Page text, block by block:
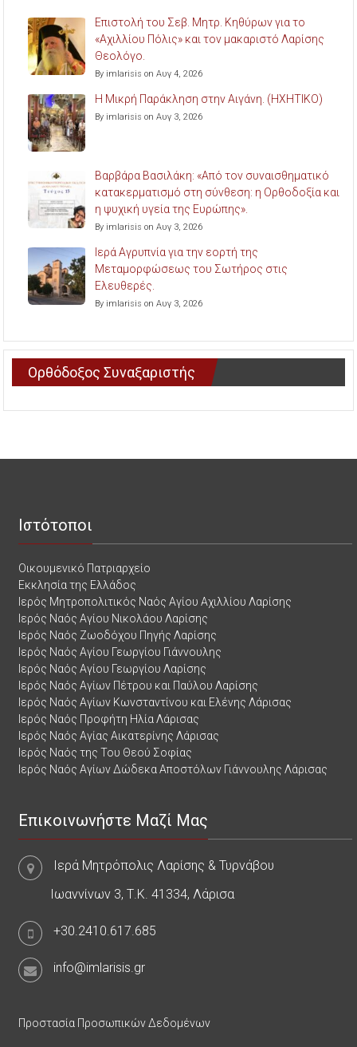
Επιστολή του Σεβ. Μητρ. Κηθύρων για το
«Αχιλλίου Πόλις» και τον μακαριστό Λαρίσης
Θεολόγο.
By imlarisis on Αυγ 4, 2026
Η Μικρή Παράκληση στην Αιγάνη. (ΗΧΗΤΙΚΟ)
By imlarisis on Αυγ 3, 2026
Βαρβάρα Βασιλάκη: «Από τον συναισθηματικό
κατακερματισμό στη σύνθεση: η Ορθοδοξία και
η ψυχική υγεία της Ευρώπης».
By imlarisis on Αυγ 3, 2026
Ιερά Αγρυπνία για την εορτή της
Μεταμορφώσεως του Σωτήρος στις
Ελευθερές.
By imlarisis on Αυγ 3, 2026
Ορθόδοξος Συναξαριστής
Ιστότοποι
Οικουμενικό Πατριαρχείο
Εκκλησία της Ελλάδος
Ιερός Μητροπολιτικός Ναός Αγίου Αχιλλίου Λαρίσης
Ιερός Ναός Αγίου Νικολάου Λαρίσης
Ιερός Ναός Ζωοδόχου Πηγής Λαρίσης
Ιερός Ναός Αγίου Γεωργίου Γιάννουλης
Ιερός Ναός Αγίου Γεωργίου Λαρίσης
Ιερός Ναός Αγίων Πέτρου και Παύλου Λαρίσης
Ιερός Ναός Αγίων Κωνσταντίνου και Ελένης Λάρισας
Ιερός Ναός Προφήτη Ηλία Λάρισας
Ιερός Ναός Αγίας Αικατερίνης Λάρισας
Ιερός Ναός της Του Θεού Σοφίας
Ιερός Ναός Αγίων Δώδεκα Αποστόλων Γιάννουλης Λάρισας
Επικοινωνήστε Μαζί Μας
Ιερά Μητρόπολις Λαρίσης & Τυρνάβου
Ιωαννίνων 3, Τ.Κ. 41334, Λάρισα
+30.2410.617.685
info@imlarisis.gr
Προστασία Προσωπικών Δεδομένων